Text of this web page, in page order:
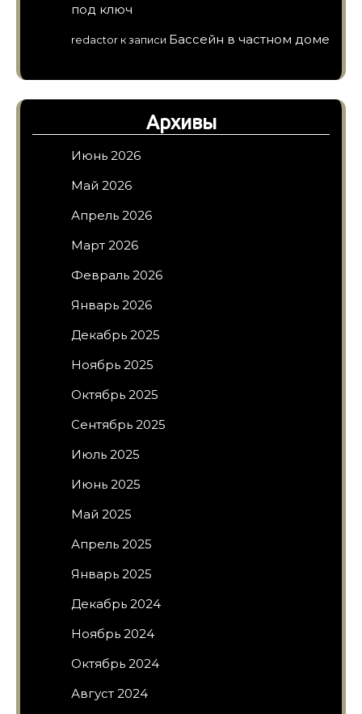
под ключ
redactor к записи Бассейн в частном доме
Архивы
Июнь 2026
Май 2026
Апрель 2026
Март 2026
Февраль 2026
Январь 2026
Декабрь 2025
Ноябрь 2025
Октябрь 2025
Сентябрь 2025
Июль 2025
Июнь 2025
Май 2025
Апрель 2025
Январь 2025
Декабрь 2024
Ноябрь 2024
Октябрь 2024
Август 2024